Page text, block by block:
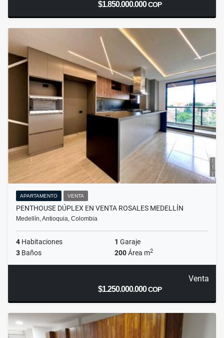
$1.850.000.000COP
APARTAMENTO VENTA
PENTHOUSE DÚPLEX EN VENTA ROSALES MEDELLÍN
Medellín, Antioquia, Colombia
4 Habitaciones 1 Garaje
3 Baños 200Área m2
Venta
$1.250.000.000COP